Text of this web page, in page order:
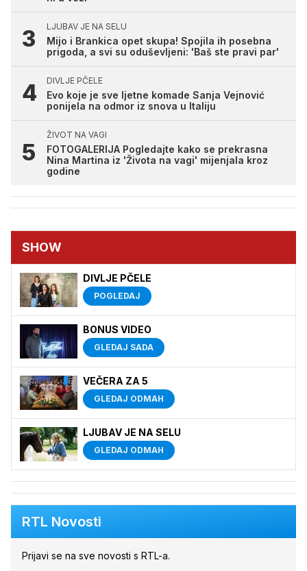
LJUBAV JE NA SELU
Mijo i Brankica opet skupa! Spojila ih posebna
prigoda, a svi su oduševljeni: 'Baš ste pravi par'
DIVLJE PČELE
Evo koje je sve ljetne komade Sanja Vejnović
ponijela na odmor iz snova u Italiju
ŽIVOT NA VAGI
FOTOGALERIJA Pogledajte kako se prekrasna
Nina Martina iz 'Života na vagi' mijenjala kroz
godine
SHOW
DIVLJE PČELE
POGLEDAJ
BONUS VIDEO
GLEDAJ SADA
VEČERA ZA 5
GLEDAJ ODMAH
LJUBAV JE NA SELU
GLEDAJ ODMAH
RTL Novosti
Prijavi se na sve novosti s RTL-a.